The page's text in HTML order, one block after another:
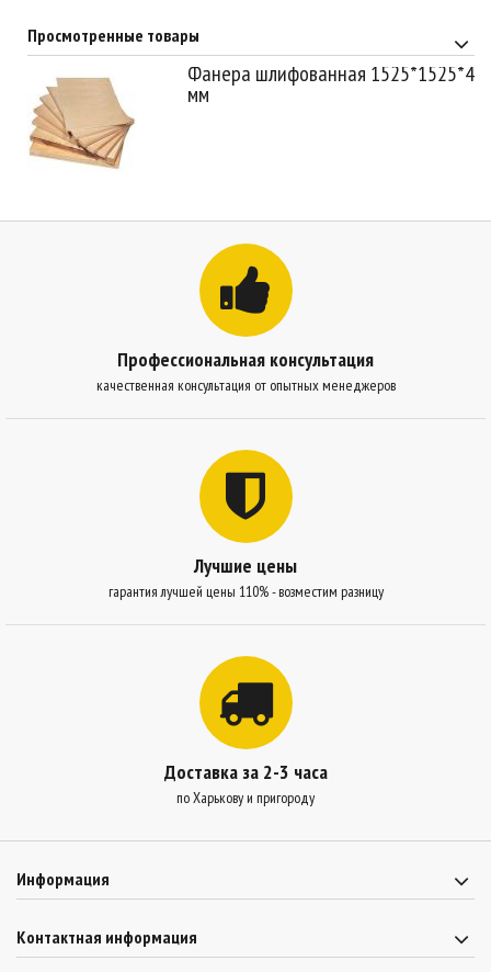
Просмотренные товары
Фанера шлифованная 1525*1525*4
мм
Профессиональная консультация
качественная консультация от опытных менеджеров
Лучшие цены
гарантия лучшей цены 110% - возместим разницу
Доставка за 2-3 часа
по Харькову и пригороду
Информация
Контактная информация